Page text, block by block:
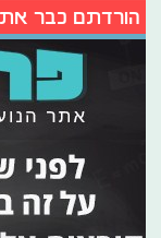
הורדתם כבר